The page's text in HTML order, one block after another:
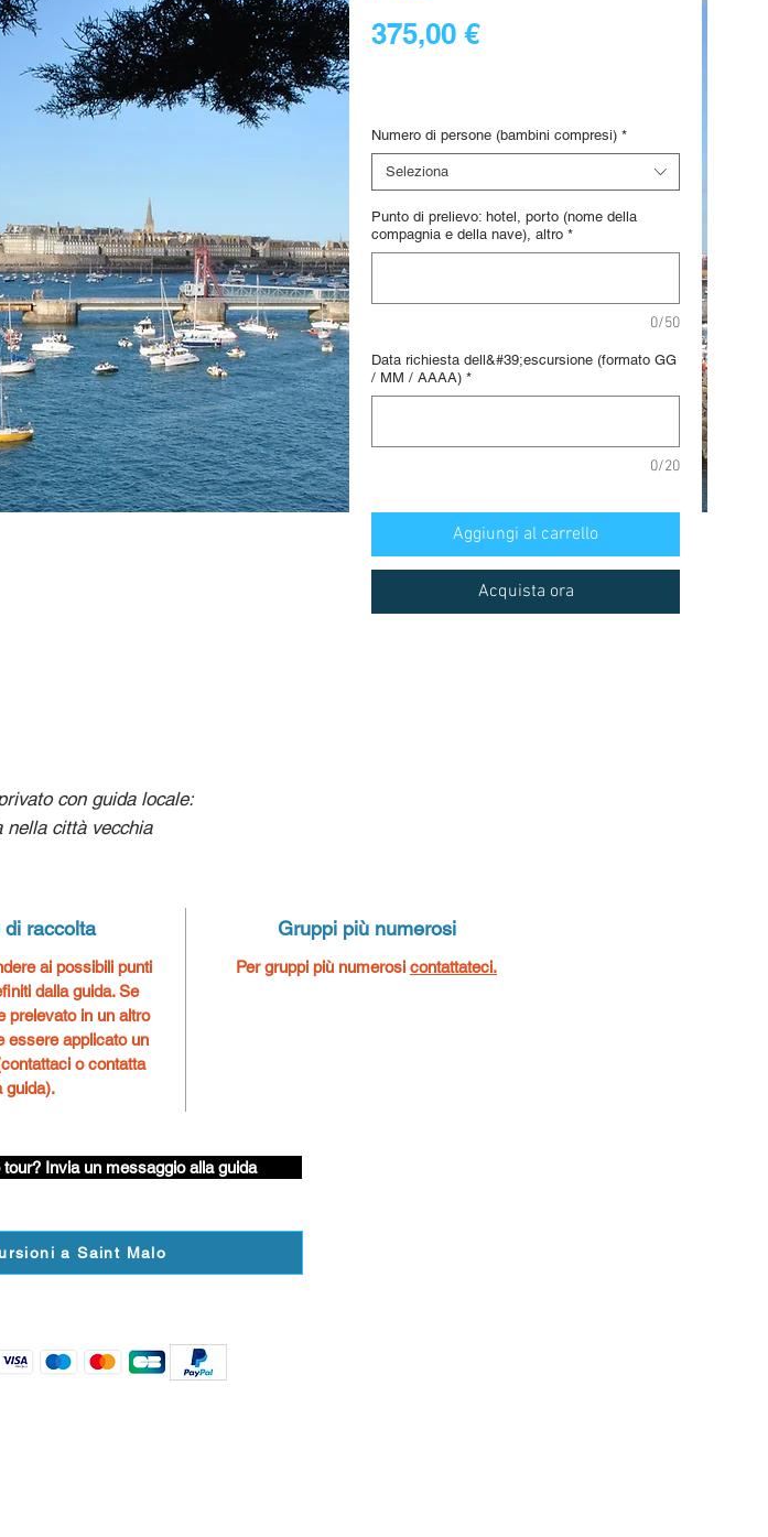
375,00 €Prezzo
1
Libbra
Numero di persone (bambini compresi) *
Seleziona
Punto di prelievo: hotel, porto (nome della
compagnia e della nave), altro *
0/50
Data richiesta dell&#39;escursione (formato GG
/ MM / AAAA) *
0/20
Aggiungi al carrello
Acquista ora
con guida locale:
nella città vecchia
di raccolta
ai possibili punti
dalla guida.Se
prelevato in un altro
essere applicato un
o contatta
guida).
Gruppi più numerosi
Per gruppi più numerosi contattateci.
Invia un messaggio alla guida
a Saint Malo